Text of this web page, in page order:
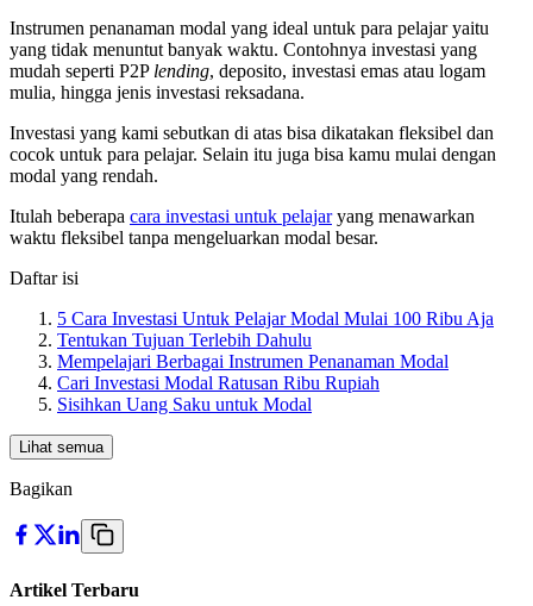
Instrumen penanaman modal yang ideal untuk para pelajar yaitu
yang tidak menuntut banyak waktu. Contohnya investasi yang
mudah seperti P2P lending, deposito, investasi emas atau logam
mulia, hingga jenis investasi reksadana.
Investasi yang kami sebutkan di atas bisa dikatakan fleksibel dan
cocok untuk para pelajar. Selain itu juga bisa kamu mulai dengan
modal yang rendah.
Itulah beberapa cara investasi untuk pelajar yang menawarkan
waktu fleksibel tanpa mengeluarkan modal besar.
Daftar isi
5 Cara Investasi Untuk Pelajar Modal Mulai 100 Ribu Aja
Tentukan Tujuan Terlebih Dahulu
Mempelajari Berbagai Instrumen Penanaman Modal
Cari Investasi Modal Ratusan Ribu Rupiah
Sisihkan Uang Saku untuk Modal
Lihat semua
Bagikan
Artikel Terbaru